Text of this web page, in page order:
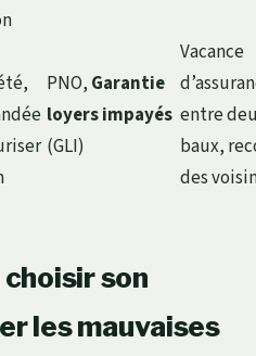
PNO, Garantie
loyers impayés
(GLI)
Vacance
entre
baux,
des
son
les mauvaises